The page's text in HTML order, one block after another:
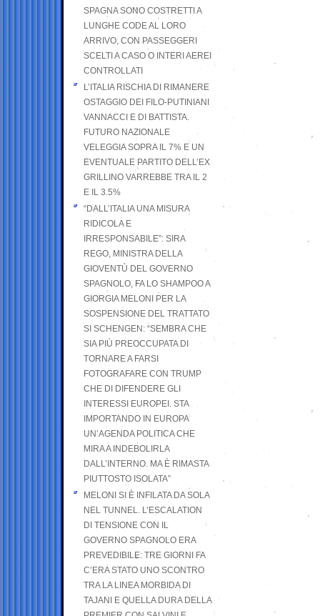
SPAGNA SONO COSTRETTI A
LUNGHE CODE AL LORO
ARRIVO, CON PASSEGGERI
SCELTI A CASO O INTERI AEREI
CONTROLLATI
L’ITALIA RISCHIA DI RIMANERE
OSTAGGIO DEI FILO-PUTINIANI
VANNACCI E DI BATTISTA.
FUTURO NAZIONALE
VELEGGIA SOPRA IL 7% E UN
EVENTUALE PARTITO DELL’EX
GRILLINO VARREBBE TRA IL 2
E IL 3.5%
“DALL’ITALIA UNA MISURA
RIDICOLA E
IRRESPONSABILE”: SIRA
REGO, MINISTRA DELLA
GIOVENTÙ DEL GOVERNO
SPAGNOLO, FA LO SHAMPOO A
GIORGIA MELONI PER LA
SOSPENSIONE DEL TRATTATO
SI SCHENGEN: “SEMBRA CHE
SIA PIÙ PREOCCUPATA DI
TORNARE A FARSI
FOTOGRAFARE CON TRUMP
CHE DI DIFENDERE GLI
INTERESSI EUROPEI. STA
IMPORTANDO IN EUROPA
UN’AGENDA POLITICA CHE
MIRA A INDEBOLIRLA
DALL’INTERNO. MA È RIMASTA
PIUTTOSTO ISOLATA”
MELONI SI È INFILATA DA SOLA
NEL TUNNEL. L’ESCALATION
DI TENSIONE CON IL
GOVERNO SPAGNOLO ERA
PREVEDIBILE: TRE GIORNI FA
C’ERA STATO UNO SCONTRO
TRA LA LINEA MORBIDA DI
TAJANI E QUELLA DURA DELLA